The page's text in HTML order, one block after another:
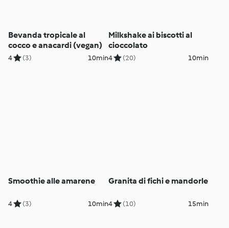
Bevanda tropicale al
cocco e anacardi (vegan)
4 (3) 10min
Milkshake ai biscotti al
cioccolato
4 (20) 10min
Smoothie alle amarene
4 (3) 10min
Granita di fichi e mandorle
4 (10) 15min